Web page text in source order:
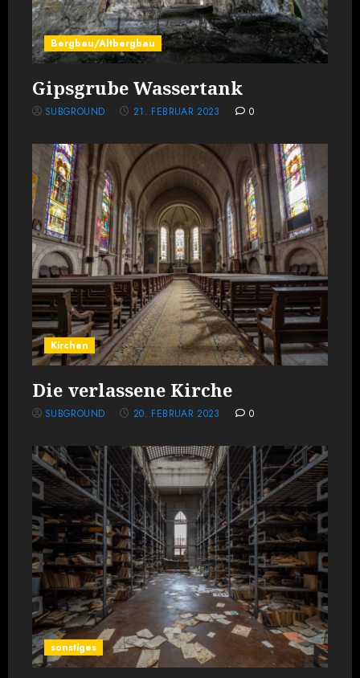
Bergbau/Altbergbau
Gipsgrube Wassertank
SUBGROUND 21. FEBRUAR 2023 0
Kirchen
Die verlassene Kirche
SUBGROUND 20. FEBRUAR 2023 0
sonstiges